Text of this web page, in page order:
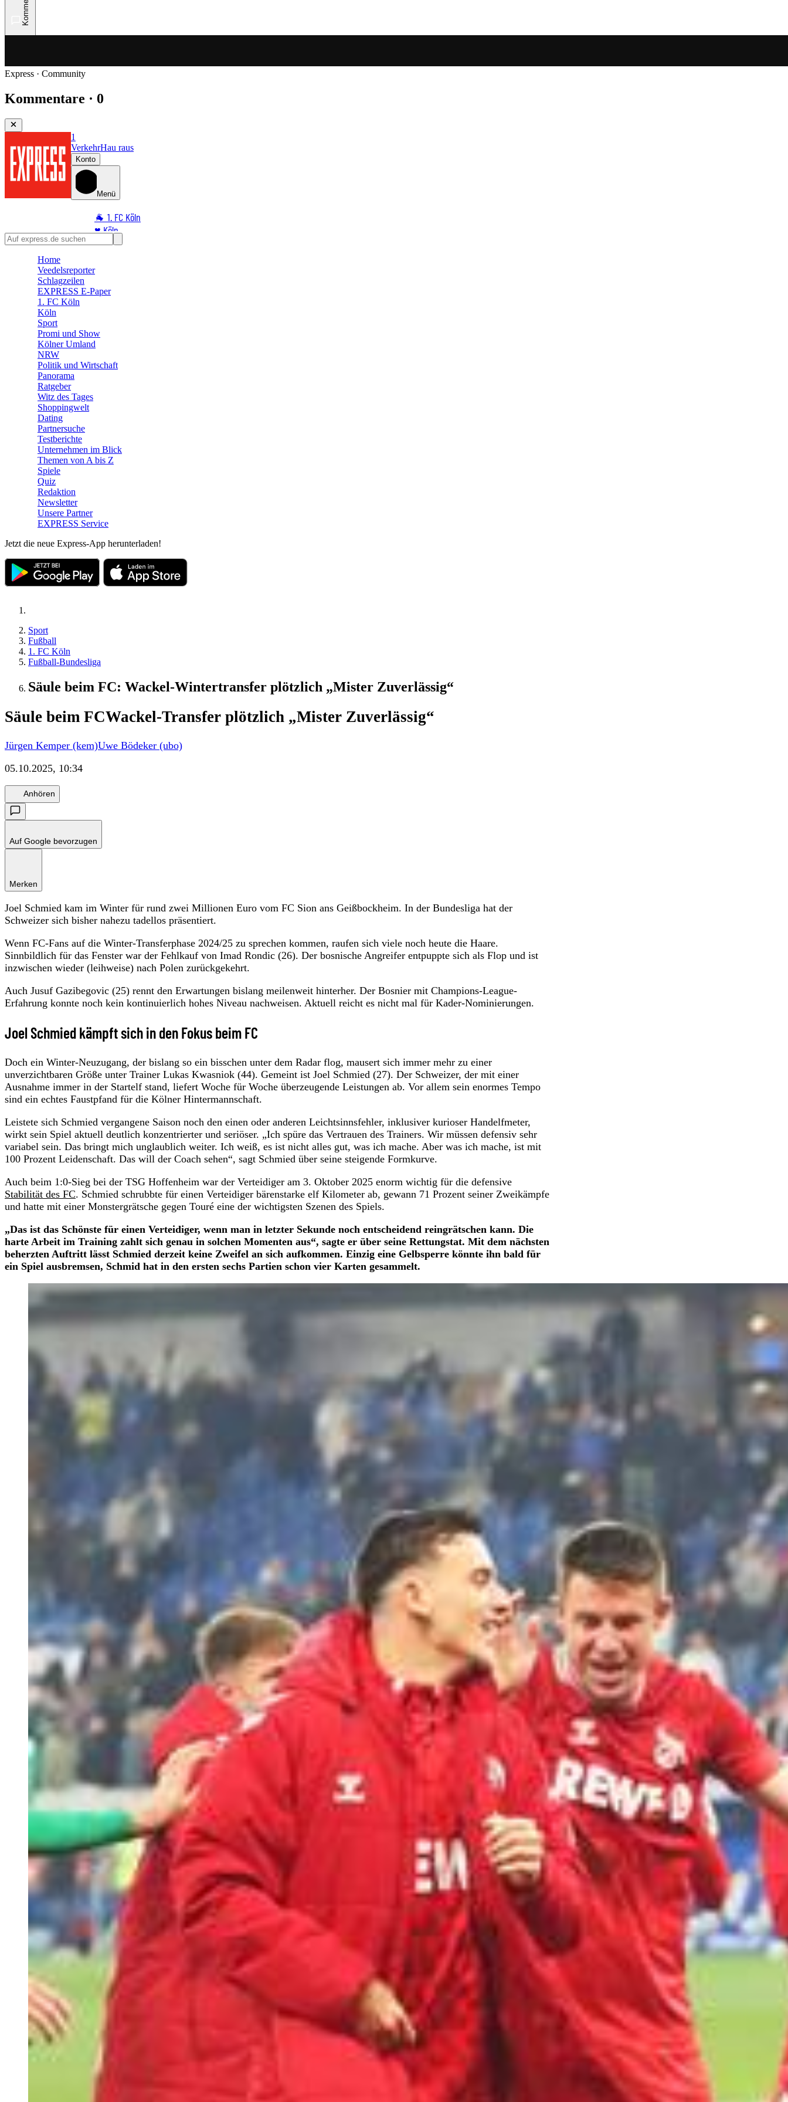
Express · Community
Kommentare · 0
1
VerkehrHau raus
Konto
Menü
🐐 1. FC Köln
♥️ Köln
⭐ Promi
🛒 Shoppingwelt
🧩 Spiele
Home
Veedelsreporter
Schlagzeilen
EXPRESS E-Paper
1. FC Köln
Köln
Sport
Promi und Show
Kölner Umland
NRW
Politik und Wirtschaft
Panorama
Ratgeber
Witz des Tages
Shoppingwelt
Dating
Partnersuche
Testberichte
Unternehmen im Blick
Themen von A bis Z
Spiele
Quiz
Redaktion
Newsletter
Unsere Partner
EXPRESS Service
Jetzt die neue Express-App herunterladen!
Sport
Fußball
1. FC Köln
Fußball-Bundesliga
Säule beim FC: Wackel-Wintertransfer plötzlich „Mister Zuverlässig“
Säule beim FCWackel-Transfer plötzlich „Mister Zuverlässig“
Jürgen Kemper (kem)Uwe Bödeker (ubo)
05.10.2025, 10:34
Anhören
Auf Google bevorzugen
Merken
Joel Schmied kam im Winter für rund zwei Millionen Euro vom FC Sion ans Geißbockheim. In der Bundesliga hat der
Schweizer sich bisher nahezu tadellos präsentiert.
Wenn FC-Fans auf die Winter-Transferphase 2024/25 zu sprechen kommen, raufen sich viele noch heute die Haare.
Sinnbildlich für das Fenster war der Fehlkauf von Imad Rondic (26). Der bosnische Angreifer entpuppte sich als Flop und ist
inzwischen wieder (leihweise) nach Polen zurückgekehrt.
Auch Jusuf Gazibegovic (25) rennt den Erwartungen bislang meilenweit hinterher. Der Bosnier mit Champions-League-
Erfahrung konnte noch kein kontinuierlich hohes Niveau nachweisen. Aktuell reicht es nicht mal für Kader-Nominierungen.
Joel Schmied kämpft sich in den Fokus beim FC
Doch ein Winter-Neuzugang, der bislang so ein bisschen unter dem Radar flog, mausert sich immer mehr zu einer
unverzichtbaren Größe unter Trainer Lukas Kwasniok (44). Gemeint ist Joel Schmied (27). Der Schweizer, der mit einer
Ausnahme immer in der Startelf stand, liefert Woche für Woche überzeugende Leistungen ab. Vor allem sein enormes Tempo
sind ein echtes Faustpfand für die Kölner Hintermannschaft.
Leistete sich Schmied vergangene Saison noch den einen oder anderen Leichtsinnsfehler, inklusiver kurioser Handelfmeter,
wirkt sein Spiel aktuell deutlich konzentrierter und seriöser. „Ich spüre das Vertrauen des Trainers. Wir müssen defensiv sehr
variabel sein. Das bringt mich unglaublich weiter. Ich weiß, es ist nicht alles gut, was ich mache. Aber was ich mache, ist mit
100 Prozent Leidenschaft. Das will der Coach sehen“, sagt Schmied über seine steigende Formkurve.
Auch beim 1:0-Sieg bei der TSG Hoffenheim war der Verteidiger am 3. Oktober 2025 enorm wichtig für die defensive
Stabilität des FC. Schmied schrubbte für einen Verteidiger bärenstarke elf Kilometer ab, gewann 71 Prozent seiner Zweikämpfe
und hatte mit einer Monstergrätsche gegen Touré eine der wichtigsten Szenen des Spiels.
„Das ist das Schönste für einen Verteidiger, wenn man in letzter Sekunde noch entscheidend reingrätschen kann. Die
harte Arbeit im Training zahlt sich genau in solchen Momenten aus“, sagte er über seine Rettungstat. Mit dem nächsten
beherzten Auftritt lässt Schmied derzeit keine Zweifel an sich aufkommen. Einzig eine Gelbsperre könnte ihn bald für
ein Spiel ausbremsen, Schmid hat in den ersten sechs Partien schon vier Karten gesammelt.